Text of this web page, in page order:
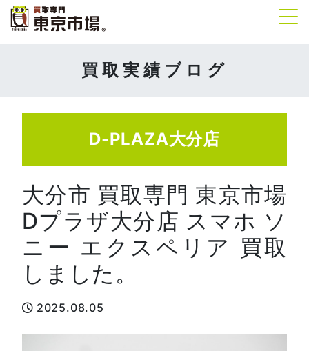
買取実績ブログ
D-PLAZA大分店
大分市 買取専門 東京市場
Dプラザ大分店 スマホ ソ
ニー エクスペリア 買取
しました。
2025.08.05